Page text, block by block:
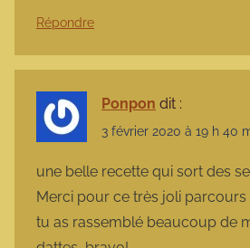
Répondre
Ponpon dit :
3 février 2020 à 19 h 40
une belle recette qui sort des
Merci pour ce très joli parcours
tu as rassemblé beaucoup de